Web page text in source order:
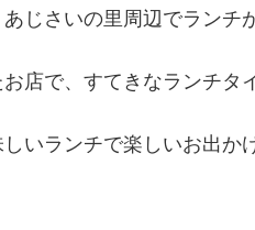
じさいの里周辺でランチ
店で、すてきなランチタ
いランチで楽しいお出か